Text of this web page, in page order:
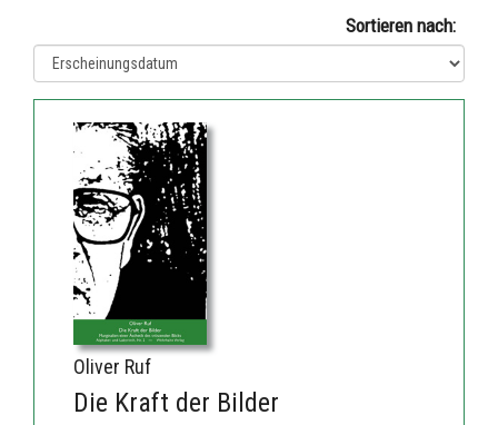
Sortieren nach:
Oliver Ruf
Die Kraft der Bilder